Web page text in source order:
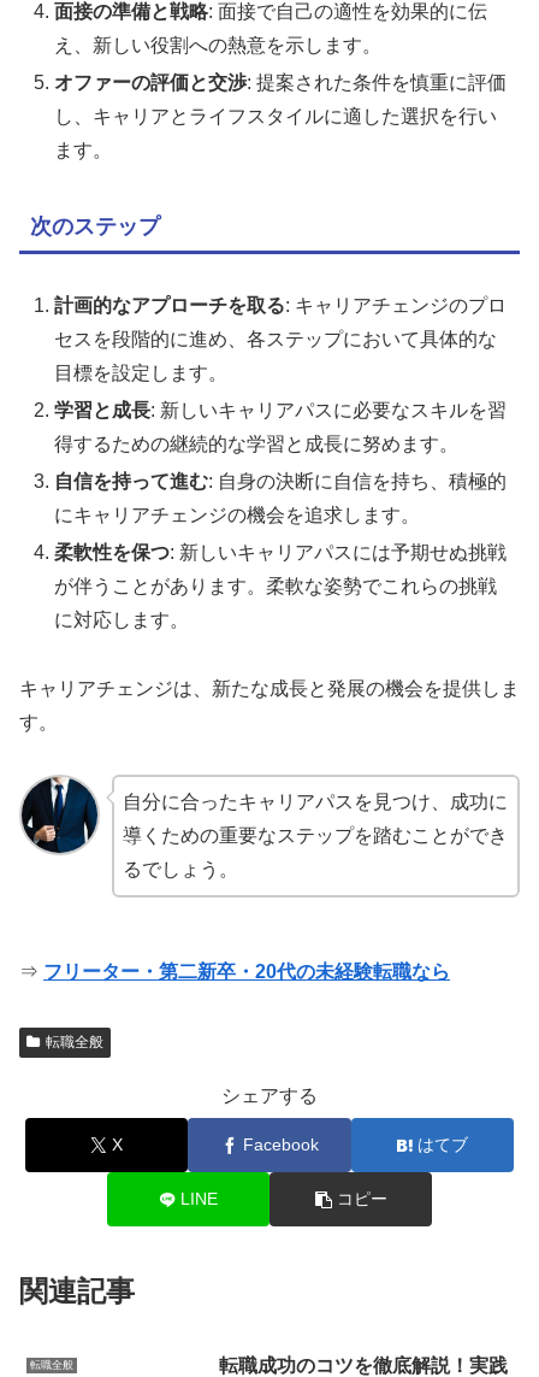
面接の準備と戦略: 面接で自己の適性を効果的に伝
え、新しい役割への熱意を示します。
オファーの評価と交渉: 提案された条件を慎重に評価
し、キャリアとライフスタイルに適した選択を行い
ます。
次のステップ
計画的なアプローチを取る: キャリアチェンジのプロ
セスを段階的に進め、各ステップにおいて具体的な
目標を設定します。
学習と成長: 新しいキャリアパスに必要なスキルを習
得するための継続的な学習と成長に努めます。
自信を持って進む: 自身の決断に自信を持ち、積極的
にキャリアチェンジの機会を追求します。
柔軟性を保つ: 新しいキャリアパスには予期せぬ挑戦
が伴うことがあります。柔軟な姿勢でこれらの挑戦
に対応します。
キャリアチェンジは、新たな成長と発展の機会を提供しま
す。
自分に合ったキャリアパスを見つけ、成功に
導くための重要なステップを踏むことができ
るでしょう。
⇒ フリーター・第二新卒・20代の未経験転職なら
転職全般
シェアする
X Facebook はてブ
LINE コピー
関連記事
転職全般
転職成功のコツを徹底解説！実践